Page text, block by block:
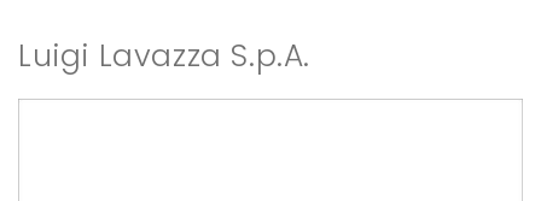
Luigi Lavazza S.p.A.